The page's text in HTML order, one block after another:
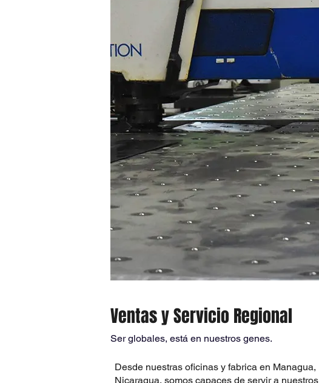
Ventas y Servicio Regional
Ser globales, está en nuestros genes.
Desde nuestras oficinas y fabrica en Managua,
Nicaragua, somos capaces de servir a nuestros